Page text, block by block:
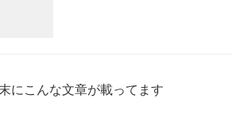
にこんな文章が載ってます